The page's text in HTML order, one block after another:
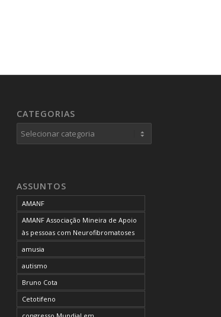
CATEGORIAS
Categorias
ASSUNTOS
AMANF
AMANF Associação Mineira de Apoio
às pessoas com Neurofibromatoses
amusia
autismo
Bruno Cota
Cetotifeno